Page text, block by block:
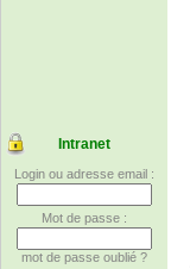
Intranet
Login ou adresse email :
Mot de passe :
mot de passe oublié ?